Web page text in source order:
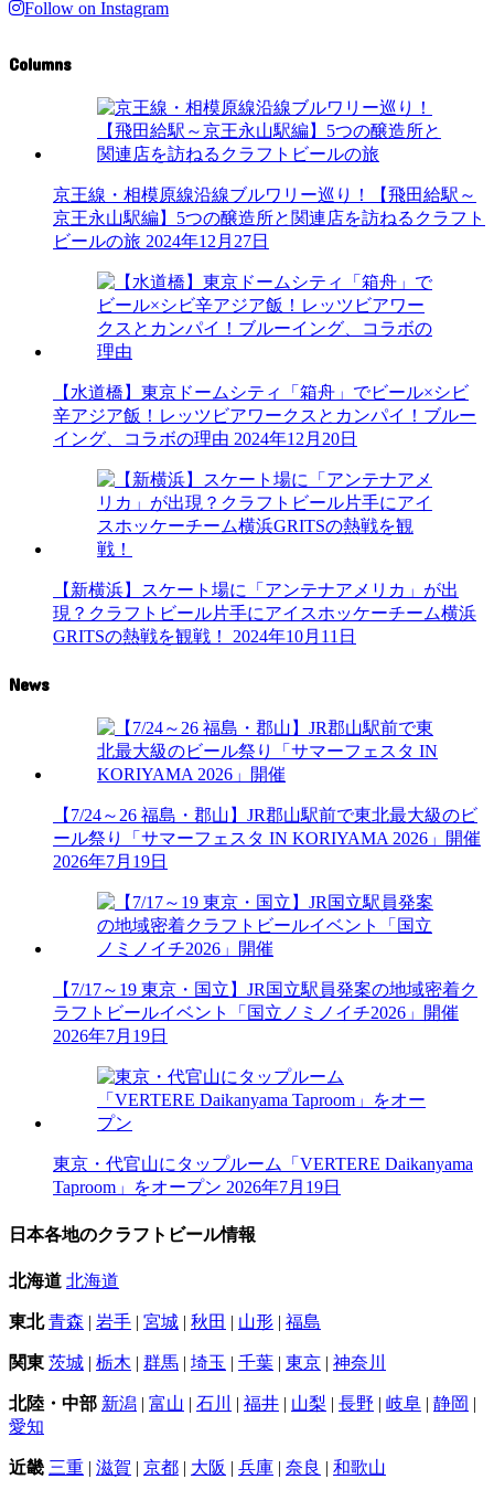
Follow on Instagram
Columns
京王線・相模原線沿線ブルワリー巡り！【飛田給駅～
京王永山駅編】5つの醸造所と関連店を訪ねるクラフト
ビールの旅 2024年12月27日
【水道橋】東京ドームシティ「箱舟」でビール×シビ
辛アジア飯！レッツビアワークスとカンパイ！ブルー
イング、コラボの理由 2024年12月20日
【新横浜】スケート場に「アンテナアメリカ」が出
現？クラフトビール片手にアイスホッケーチーム横浜
GRITSの熱戦を観戦！
2024年10月11日
News
【7/24～26 福島・郡山】JR郡山駅前で東北最大級のビ
ール祭り「サマーフェスタ IN KORIYAMA 2026」開催
2026年7月19日
【7/17～19 東京・国立】JR国立駅員発案の地域密着ク
ラフトビールイベント「国立ノミノイチ2026」開催
2026年7月19日
東京・代官山にタップルーム「VERTERE Daikanyama
Taproom」をオープン 2026年7月19日
日本各地のクラフトビール情報
北海道 北海道
東北 青森 | 岩手 | 宮城 | 秋田 | 山形 | 福島
関東 茨城 | 栃木 | 群馬 | 埼玉 | 千葉 | 東京 | 神奈川
北陸・中部 新潟 | 富山 | 石川 | 福井 | 山梨 | 長野 | 岐阜 | 静岡 |
愛知
近畿 三重 | 滋賀 | 京都 | 大阪 | 兵庫 | 奈良 | 和歌山